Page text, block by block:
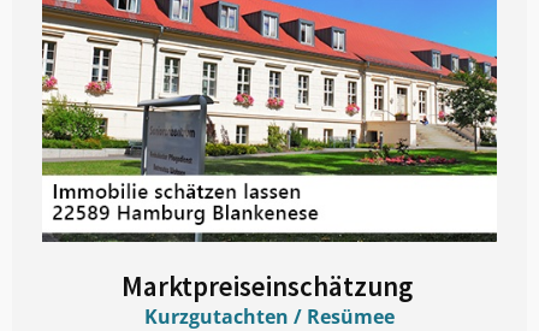
Marktpreiseinschätzung ​
Kurzgutachten / Resümee